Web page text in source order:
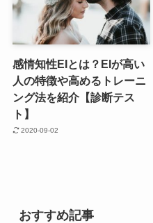
感情知性EIとは？EIが高い
人の特徴や高めるトレーニ
ング法を紹介【診断テス
ト】
2020-09-02
おすすめ記事